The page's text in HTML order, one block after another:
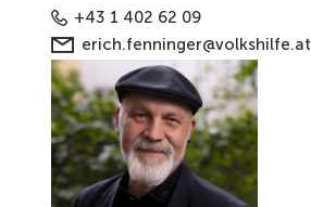
+43 1 402 62 09
erich.fenninger@volkshilfe.at